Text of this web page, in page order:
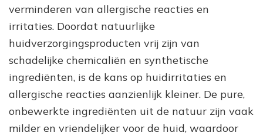
verminderen van allergische reacties en
irritaties. Doordat natuurlijke
huidverzorgingsproducten vrij zijn van
schadelijke chemicaliën en synthetische
ingrediënten, is de kans op huidirritaties en
allergische reacties aanzienlijk kleiner. De pure,
onbewerkte ingrediënten uit de natuur zijn vaak
milder en vriendelijker voor de huid, waardoor